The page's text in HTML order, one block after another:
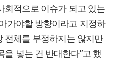
회적으로 이슈가 되고 있는
가야할 방향이라고 지정하
전체를 부정하지는 않지만
넣는 건 반대한다”고 했